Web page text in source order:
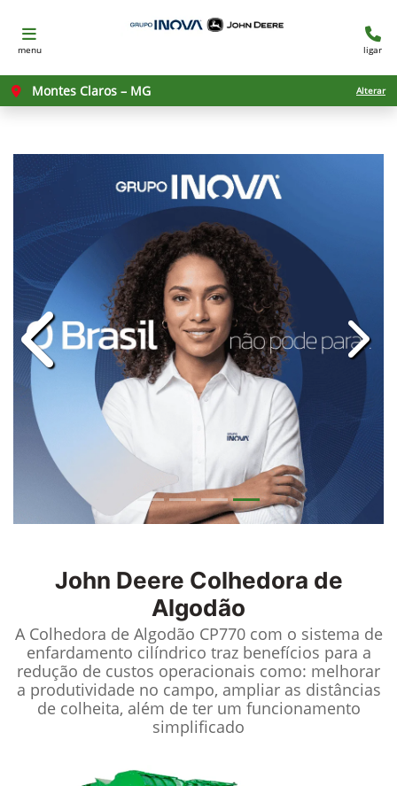
menu ligar
Montes Claros – MG Alterar
templates.template-
John Deere Colhedora de
Algodão
A Colhedora de Algodão CP770 com o sistema de
enfardamento cilíndrico traz benefícios para a
redução de custos operacionais como: melhorar
a produtividade no campo, ampliar as distâncias
de colheita, além de ter um funcionamento
simplificado